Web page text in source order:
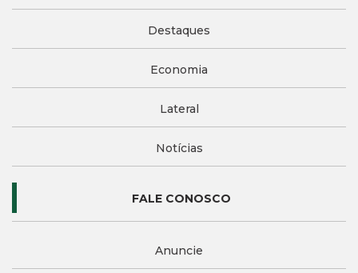
Destaques
Economia
Lateral
Notícias
FALE CONOSCO
Anuncie